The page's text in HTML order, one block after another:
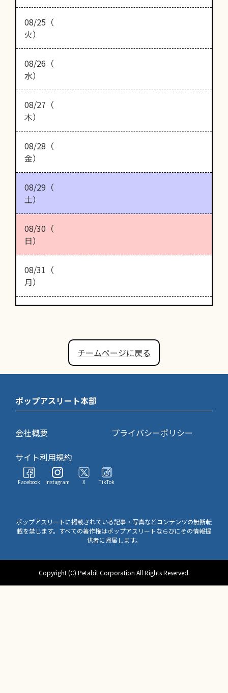
08/25（
火）
08/26（
水）
08/27（
木）
08/28（
金）
08/29（
土）
08/30（
日）
08/31（
月）
チームページに戻る
ポップアスリート本部
会社概要
プライバシーポリシー
サイト利用規約
Facebook Instagram X TikTok
ポップアスリートに掲載されている記事・写真などコンテンツの無断転
載を禁じます。すべての著作権はポップアスリートならびにその情報提
供者に帰属します。
Copyright (C) Petabit Corporation All Rights Reserved.